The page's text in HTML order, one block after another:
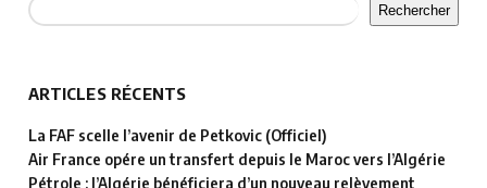
Rechercher
ARTICLES RÉCENTS
La FAF scelle l’avenir de Petkovic (Officiel)
Air France opére un transfert depuis le Maroc vers l’Algérie
Pétrole : l’Algérie bénéficiera d’un nouveau relèvement